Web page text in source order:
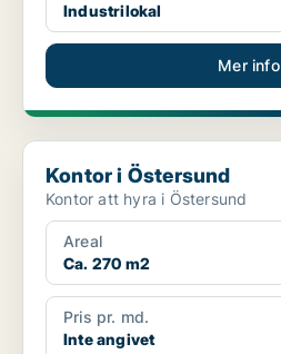
Industrilokal
Mer info
Kontor i Östersund
Kontor i Östersund
Kontor att hyra i Östersund
Areal
Ca. 270 m2
Pris pr. md.
Inte angivet